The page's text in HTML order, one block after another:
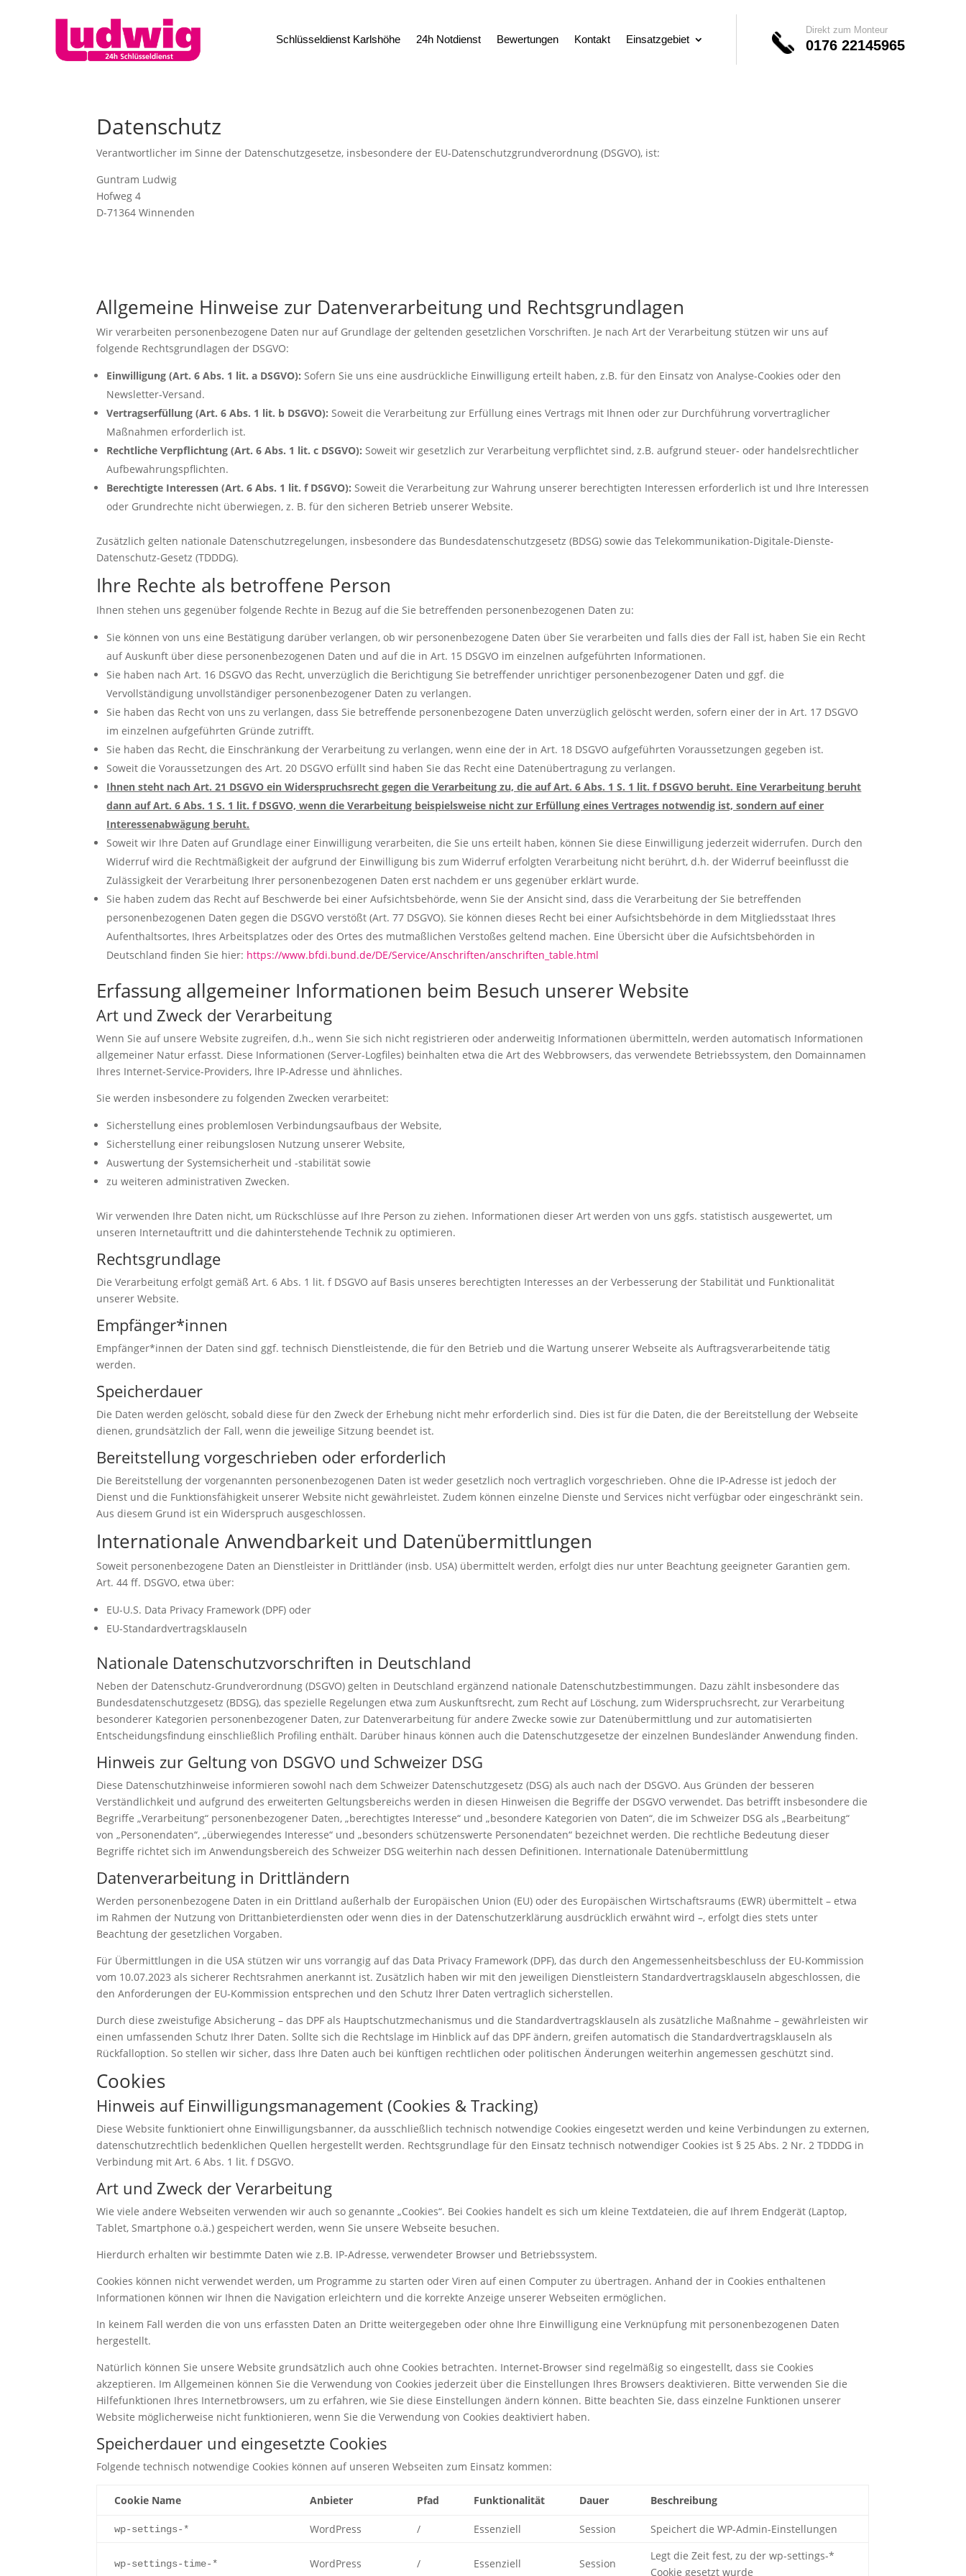
Schlüsseldienst Karlshöhe 24h Notdienst Bewertungen Kontakt Einsatzgebiet
Direkt zum Monteur
0176 22145965
Datenschutz
Verantwortlicher im Sinne der Datenschutzgesetze, insbesondere der EU-Datenschutzgrundverordnung (DSGVO), ist:
Guntram Ludwig
Hofweg 4
D-71364 Winnenden
Allgemeine Hinweise zur Datenverarbeitung und Rechtsgrundlagen
Wir verarbeiten personenbezogene Daten nur auf Grundlage der geltenden gesetzlichen Vorschriften. Je nach Art der Verarbeitung stützen wir uns auf
folgende Rechtsgrundlagen der DSGVO:
Einwilligung (Art. 6 Abs. 1 lit. a DSGVO): Sofern Sie uns eine ausdrückliche Einwilligung erteilt haben, z.B. für den Einsatz von Analyse-Cookies oder den
Newsletter-Versand.
Vertragserfüllung (Art. 6 Abs. 1 lit. b DSGVO): Soweit die Verarbeitung zur Erfüllung eines Vertrags mit Ihnen oder zur Durchführung vorvertraglicher
Maßnahmen erforderlich ist.
Rechtliche Verpflichtung (Art. 6 Abs. 1 lit. c DSGVO): Soweit wir gesetzlich zur Verarbeitung verpflichtet sind, z.B. aufgrund steuer- oder handelsrechtlicher
Aufbewahrungspflichten.
Berechtigte Interessen (Art. 6 Abs. 1 lit. f DSGVO): Soweit die Verarbeitung zur Wahrung unserer berechtigten Interessen erforderlich ist und Ihre Interessen
oder Grundrechte nicht überwiegen, z. B. für den sicheren Betrieb unserer Website.
Zusätzlich gelten nationale Datenschutzregelungen, insbesondere das Bundesdatenschutzgesetz (BDSG) sowie das Telekommunikation-Digitale-Dienste-
Datenschutz-Gesetz (TDDDG).
Ihre Rechte als betroffene Person
Ihnen stehen uns gegenüber folgende Rechte in Bezug auf die Sie betreffenden personenbezogenen Daten zu:
Sie können von uns eine Bestätigung darüber verlangen, ob wir personenbezogene Daten über Sie verarbeiten und falls dies der Fall ist, haben Sie ein Recht
auf Auskunft über diese personenbezogenen Daten und auf die in Art. 15 DSGVO im einzelnen aufgeführten Informationen.
Sie haben nach Art. 16 DSGVO das Recht, unverzüglich die Berichtigung Sie betreffender unrichtiger personenbezogener Daten und ggf. die
Vervollständigung unvollständiger personenbezogener Daten zu verlangen.
Sie haben das Recht von uns zu verlangen, dass Sie betreffende personenbezogene Daten unverzüglich gelöscht werden, sofern einer der in Art. 17 DSGVO
im einzelnen aufgeführten Gründe zutrifft.
Sie haben das Recht, die Einschränkung der Verarbeitung zu verlangen, wenn eine der in Art. 18 DSGVO aufgeführten Voraussetzungen gegeben ist.
Soweit die Voraussetzungen des Art. 20 DSGVO erfüllt sind haben Sie das Recht eine Datenübertragung zu verlangen.
Ihnen steht nach Art. 21 DSGVO ein Widerspruchsrecht gegen die Verarbeitung zu, die auf Art. 6 Abs. 1 S. 1 lit. f DSGVO beruht. Eine Verarbeitung beruht
dann auf Art. 6 Abs. 1 S. 1 lit. f DSGVO, wenn die Verarbeitung beispielsweise nicht zur Erfüllung eines Vertrages notwendig ist, sondern auf einer
Interessenabwägung beruht.
Soweit wir Ihre Daten auf Grundlage einer Einwilligung verarbeiten, die Sie uns erteilt haben, können Sie diese Einwilligung jederzeit widerrufen. Durch den
Widerruf wird die Rechtmäßigkeit der aufgrund der Einwilligung bis zum Widerruf erfolgten Verarbeitung nicht berührt, d.h. der Widerruf beeinflusst die
Zulässigkeit der Verarbeitung Ihrer personenbezogenen Daten erst nachdem er uns gegenüber erklärt wurde.
Sie haben zudem das Recht auf Beschwerde bei einer Aufsichtsbehörde, wenn Sie der Ansicht sind, dass die Verarbeitung der Sie betreffenden
personenbezogenen Daten gegen die DSGVO verstößt (Art. 77 DSGVO). Sie können dieses Recht bei einer Aufsichtsbehörde in dem Mitgliedsstaat Ihres
Aufenthaltsortes, Ihres Arbeitsplatzes oder des Ortes des mutmaßlichen Verstoßes geltend machen. Eine Übersicht über die Aufsichtsbehörden in
Deutschland finden Sie hier: https://www.bfdi.bund.de/DE/Service/Anschriften/anschriften_table.html
Erfassung allgemeiner Informationen beim Besuch unserer Website
Art und Zweck der Verarbeitung
Wenn Sie auf unsere Website zugreifen, d.h., wenn Sie sich nicht registrieren oder anderweitig Informationen übermitteln, werden automatisch Informationen
allgemeiner Natur erfasst. Diese Informationen (Server-Logfiles) beinhalten etwa die Art des Webbrowsers, das verwendete Betriebssystem, den Domainnamen
Ihres Internet-Service-Providers, Ihre IP-Adresse und ähnliches.
Sie werden insbesondere zu folgenden Zwecken verarbeitet:
Sicherstellung eines problemlosen Verbindungsaufbaus der Website,
Sicherstellung einer reibungslosen Nutzung unserer Website,
Auswertung der Systemsicherheit und -stabilität sowie
zu weiteren administrativen Zwecken.
Wir verwenden Ihre Daten nicht, um Rückschlüsse auf Ihre Person zu ziehen. Informationen dieser Art werden von uns ggfs. statistisch ausgewertet, um
unseren Internetauftritt und die dahinterstehende Technik zu optimieren.
Rechtsgrundlage
Die Verarbeitung erfolgt gemäß Art. 6 Abs. 1 lit. f DSGVO auf Basis unseres berechtigten Interesses an der Verbesserung der Stabilität und Funktionalität
unserer Website.
Empfänger*innen
Empfänger*innen der Daten sind ggf. technisch Dienstleistende, die für den Betrieb und die Wartung unserer Webseite als Auftragsverarbeitende tätig
werden.
Speicherdauer
Die Daten werden gelöscht, sobald diese für den Zweck der Erhebung nicht mehr erforderlich sind. Dies ist für die Daten, die der Bereitstellung der Webseite
dienen, grundsätzlich der Fall, wenn die jeweilige Sitzung beendet ist.
Bereitstellung vorgeschrieben oder erforderlich
Die Bereitstellung der vorgenannten personenbezogenen Daten ist weder gesetzlich noch vertraglich vorgeschrieben. Ohne die IP-Adresse ist jedoch der
Dienst und die Funktionsfähigkeit unserer Website nicht gewährleistet. Zudem können einzelne Dienste und Services nicht verfügbar oder eingeschränkt sein.
Aus diesem Grund ist ein Widerspruch ausgeschlossen.
Internationale Anwendbarkeit und Datenübermittlungen
Soweit personenbezogene Daten an Dienstleister in Drittländer (insb. USA) übermittelt werden, erfolgt dies nur unter Beachtung geeigneter Garantien gem.
Art. 44 ff. DSGVO, etwa über:
EU-U.S. Data Privacy Framework (DPF) oder
EU-Standardvertragsklauseln
Nationale Datenschutzvorschriften in Deutschland
Neben der Datenschutz-Grundverordnung (DSGVO) gelten in Deutschland ergänzend nationale Datenschutzbestimmungen. Dazu zählt insbesondere das
Bundesdatenschutzgesetz (BDSG), das spezielle Regelungen etwa zum Auskunftsrecht, zum Recht auf Löschung, zum Widerspruchsrecht, zur Verarbeitung
besonderer Kategorien personenbezogener Daten, zur Datenverarbeitung für andere Zwecke sowie zur Datenübermittlung und zur automatisierten
Entscheidungsfindung einschließlich Profiling enthält. Darüber hinaus können auch die Datenschutzgesetze der einzelnen Bundesländer Anwendung finden.
Hinweis zur Geltung von DSGVO und Schweizer DSG
Diese Datenschutzhinweise informieren sowohl nach dem Schweizer Datenschutzgesetz (DSG) als auch nach der DSGVO. Aus Gründen der besseren
Verständlichkeit und aufgrund des erweiterten Geltungsbereichs werden in diesen Hinweisen die Begriffe der DSGVO verwendet. Das betrifft insbesondere die
Begriffe „Verarbeitung“ personenbezogener Daten, „berechtigtes Interesse“ und „besondere Kategorien von Daten“, die im Schweizer DSG als „Bearbeitung“
von „Personendaten“, „überwiegendes Interesse“ und „besonders schützenswerte Personendaten“ bezeichnet werden. Die rechtliche Bedeutung dieser
Begriffe richtet sich im Anwendungsbereich des Schweizer DSG weiterhin nach dessen Definitionen. Internationale Datenübermittlung
Datenverarbeitung in Drittländern
Werden personenbezogene Daten in ein Drittland außerhalb der Europäischen Union (EU) oder des Europäischen Wirtschaftsraums (EWR) übermittelt – etwa
im Rahmen der Nutzung von Drittanbieterdiensten oder wenn dies in der Datenschutzerklärung ausdrücklich erwähnt wird –, erfolgt dies stets unter
Beachtung der gesetzlichen Vorgaben.
Für Übermittlungen in die USA stützen wir uns vorrangig auf das Data Privacy Framework (DPF), das durch den Angemessenheitsbeschluss der EU-Kommission
vom 10.07.2023 als sicherer Rechtsrahmen anerkannt ist. Zusätzlich haben wir mit den jeweiligen Dienstleistern Standardvertragsklauseln abgeschlossen, die
den Anforderungen der EU-Kommission entsprechen und den Schutz Ihrer Daten vertraglich sicherstellen.
Durch diese zweistufige Absicherung – das DPF als Hauptschutzmechanismus und die Standardvertragsklauseln als zusätzliche Maßnahme – gewährleisten wir
einen umfassenden Schutz Ihrer Daten. Sollte sich die Rechtslage im Hinblick auf das DPF ändern, greifen automatisch die Standardvertragsklauseln als
Rückfalloption. So stellen wir sicher, dass Ihre Daten auch bei künftigen rechtlichen oder politischen Änderungen weiterhin angemessen geschützt sind.
Cookies
Hinweis auf Einwilligungsmanagement (Cookies & Tracking)
Diese Website funktioniert ohne Einwilligungsbanner, da ausschließlich technisch notwendige Cookies eingesetzt werden und keine Verbindungen zu externen,
datenschutzrechtlich bedenklichen Quellen hergestellt werden. Rechtsgrundlage für den Einsatz technisch notwendiger Cookies ist § 25 Abs. 2 Nr. 2 TDDDG in
Verbindung mit Art. 6 Abs. 1 lit. f DSGVO.
Art und Zweck der Verarbeitung
Wie viele andere Webseiten verwenden wir auch so genannte „Cookies“. Bei Cookies handelt es sich um kleine Textdateien, die auf Ihrem Endgerät (Laptop,
Tablet, Smartphone o.ä.) gespeichert werden, wenn Sie unsere Webseite besuchen.
Hierdurch erhalten wir bestimmte Daten wie z.B. IP-Adresse, verwendeter Browser und Betriebssystem.
Cookies können nicht verwendet werden, um Programme zu starten oder Viren auf einen Computer zu übertragen. Anhand der in Cookies enthaltenen
Informationen können wir Ihnen die Navigation erleichtern und die korrekte Anzeige unserer Webseiten ermöglichen.
In keinem Fall werden die von uns erfassten Daten an Dritte weitergegeben oder ohne Ihre Einwilligung eine Verknüpfung mit personenbezogenen Daten
hergestellt.
Natürlich können Sie unsere Website grundsätzlich auch ohne Cookies betrachten. Internet-Browser sind regelmäßig so eingestellt, dass sie Cookies
akzeptieren. Im Allgemeinen können Sie die Verwendung von Cookies jederzeit über die Einstellungen Ihres Browsers deaktivieren. Bitte verwenden Sie die
Hilfefunktionen Ihres Internetbrowsers, um zu erfahren, wie Sie diese Einstellungen ändern können. Bitte beachten Sie, dass einzelne Funktionen unserer
Website möglicherweise nicht funktionieren, wenn Sie die Verwendung von Cookies deaktiviert haben.
Speicherdauer und eingesetzte Cookies
Folgende technisch notwendige Cookies können auf unseren Webseiten zum Einsatz kommen:
Cookie Name Anbieter Pfad Funktionalität Dauer Beschreibung
wp-settings-* WordPress / Essenziell Session Speichert die WP-Admin-Einstellungen
wp-settings-time-* WordPress / Essenziell Session
Legt die Zeit fest, zu der wp-settings-*
Cookie gesetzt wurde